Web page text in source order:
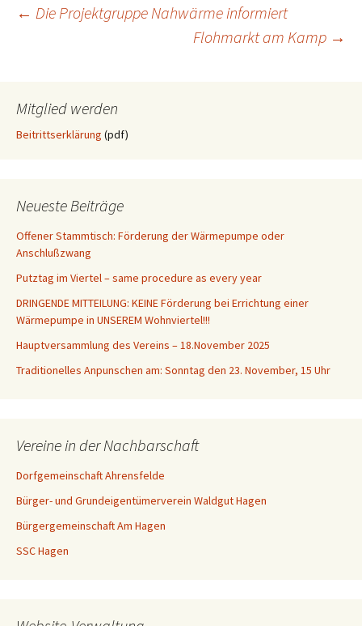
Beitragsnavigation
← Die Projektgruppe Nahwärme informiert
Flohmarkt am Kamp →
Mitglied werden
Beitrittserklärung (pdf)
Neueste Beiträge
Offener Stammtisch: Förderung der Wärmepumpe oder
Anschlußzwang
Putztag im Viertel – same procedure as every year
DRINGENDE MITTEILUNG: KEINE Förderung bei Errichtung einer
Wärmepumpe in UNSEREM Wohnviertel!!!
Hauptversammlung des Vereins – 18.November 2025
Traditionelles Anpunschen am: Sonntag den 23. November, 15 Uhr
Vereine in der Nachbarschaft
Dorfgemeinschaft Ahrensfelde
Bürger- und Grundeigentümerverein Waldgut Hagen
Bürgergemeinschaft Am Hagen
SSC Hagen